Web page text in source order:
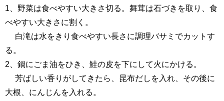
1、野菜は食べやすい大きさ切る。舞茸は石づきを取り、食
べやすい大きさに割く。
白滝は水をきり食べやすい長さに調理バサミでカットす
る。
2、鍋にごま油をひき、鮭の皮を下にして火にかける。
芳ばしい香りがしてきたら、昆布だしを入れ、その後に
大根、にんじんを入れる。